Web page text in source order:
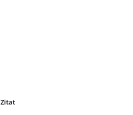
Zitat